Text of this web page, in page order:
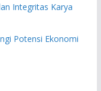
Integritas Karya
Potensi Ekonomi